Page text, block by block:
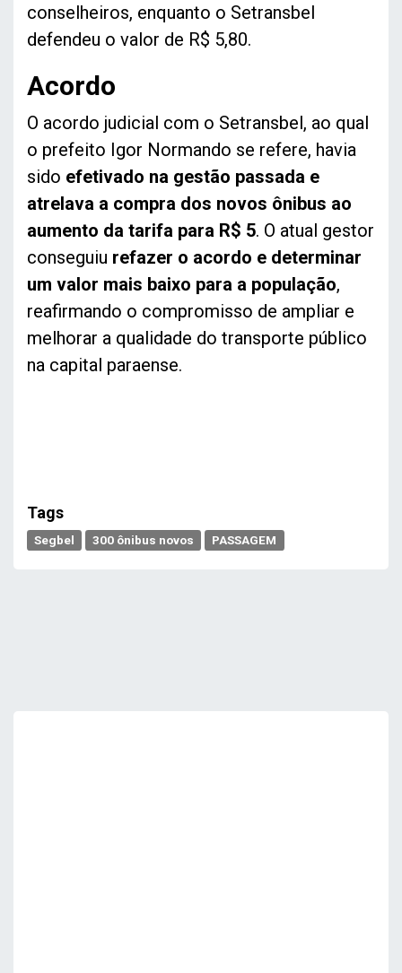
conselheiros, enquanto o Setransbel
defendeu o valor de R$ 5,80.
Acordo
O acordo judicial com o Setransbel, ao qual
o prefeito Igor Normando se refere, havia
sido efetivado na gestão passada e
atrelava a compra dos novos ônibus ao
aumento da tarifa para R$ 5. O atual gestor
conseguiu refazer o acordo e determinar
um valor mais baixo para a população,
reafirmando o compromisso de ampliar e
melhorar a qualidade do transporte público
na capital paraense.
Tags
Segbel 300 ônibus novos PASSAGEM